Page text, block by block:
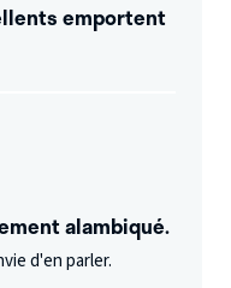
emportent
alambiqué.
d'en parler.